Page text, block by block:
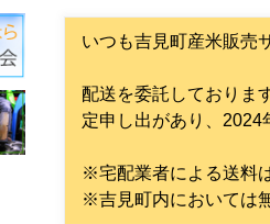
いつも吉見町産米販売
配送を委託しておりま
定申し出があり、2024
※宅配業者による送料
※吉見町内においては